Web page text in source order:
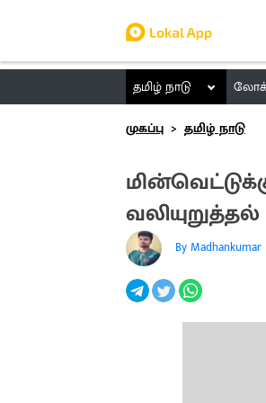
தமிழ் நாடு
முகப்பு
தமிழ் நாடு
வலியுறுத்தல்
By Madhankumar